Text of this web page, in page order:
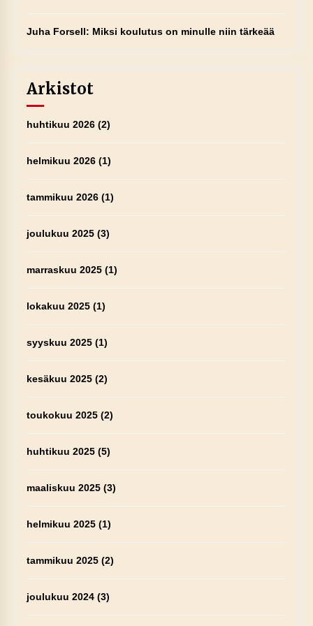
Juha Forsell: Miksi koulutus on minulle niin tärkeää
Arkistot
huhtikuu 2026(2)
helmikuu 2026(1)
tammikuu 2026(1)
joulukuu 2025(3)
marraskuu 2025(1)
lokakuu 2025(1)
syyskuu 2025(1)
kesäkuu 2025(2)
toukokuu 2025(2)
huhtikuu 2025(5)
maaliskuu 2025(3)
helmikuu 2025(1)
tammikuu 2025(2)
joulukuu 2024(3)